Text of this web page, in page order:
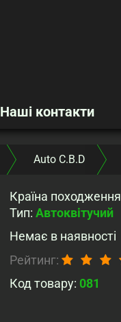
Наші контакти
Auto C.B.D
Країна походження
Тип: Автоквітучий
Немає в наявності
Рейтинг:
Код товару: 081